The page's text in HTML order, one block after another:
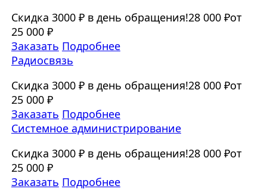
Скидка 3000 ₽ в день обращения!28 000 ₽от
25 000 ₽
Заказать Подробнее
Радиосвязь
Скидка 3000 ₽ в день обращения!28 000 ₽от
25 000 ₽
Заказать Подробнее
Системное администрирование
Скидка 3000 ₽ в день обращения!28 000 ₽от
25 000 ₽
Заказать Подробнее